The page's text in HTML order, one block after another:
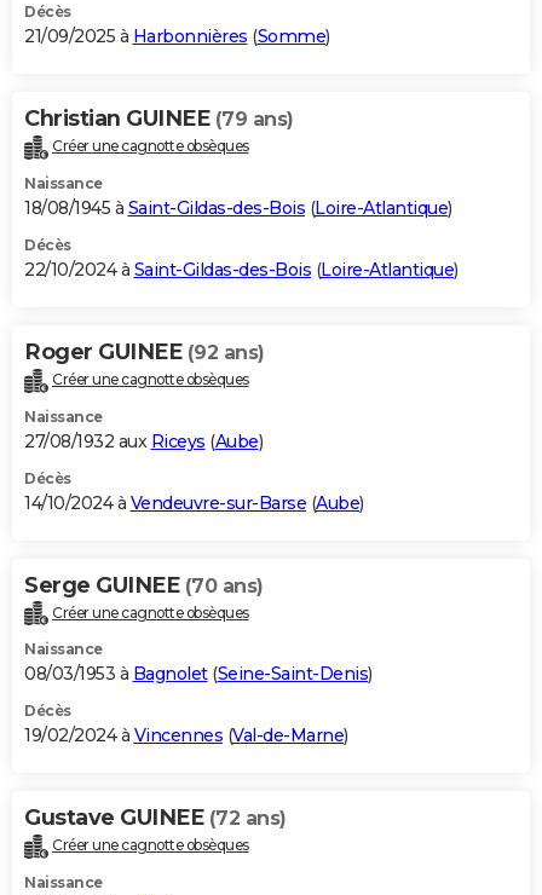
S'inscrire
Se connecter
Lycées
Collèges
Primaires
Universités
Entreprises
Service militaire
Avis de recherche
AVIS DE DÉCÈS
Bricolage
Lifestyle
Culture
Sport
Auto
Television
Voyage
Cinema
Décès
21/09/2025 à Harbonnières (Somme)
Christian GUINEE (79 ans)
Créer une cagnotte obsèques
Naissance
18/08/1945 à Saint-Gildas-des-Bois (Loire-Atlantique)
Décès
22/10/2024 à Saint-Gildas-des-Bois (Loire-Atlantique)
Roger GUINEE (92 ans)
Créer une cagnotte obsèques
Naissance
27/08/1932 aux Riceys (Aube)
Décès
14/10/2024 à Vendeuvre-sur-Barse (Aube)
Serge GUINEE (70 ans)
Créer une cagnotte obsèques
Naissance
08/03/1953 à Bagnolet(Seine-Saint-Denis)
Décès
19/02/2024 à Vincennes (Val-de-Marne)
Gustave GUINEE (72 ans)
Créer une cagnotte obsèques
Naissance